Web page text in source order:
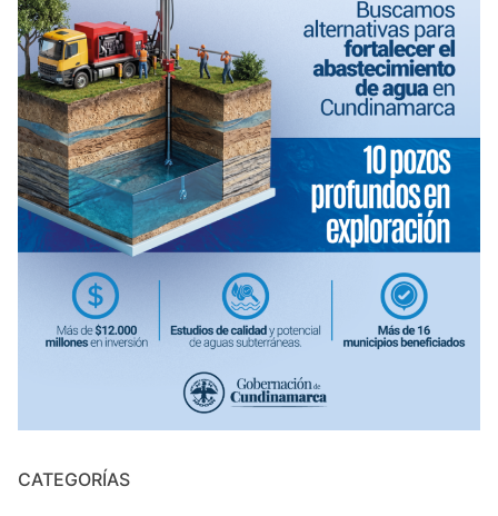
CATEGORÍAS